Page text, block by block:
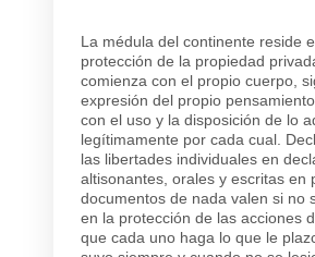
La médula del continente reside
protección de la propiedad
comienza con el propio cuerpo,
expresión del propio
con el uso y la disposición de lo
legítimamente por cada cual.
las libertades individuales en
altisonantes, orales y escritas en
documentos de nada valen si no
en la protección de las acciones
que cada uno haga lo que le